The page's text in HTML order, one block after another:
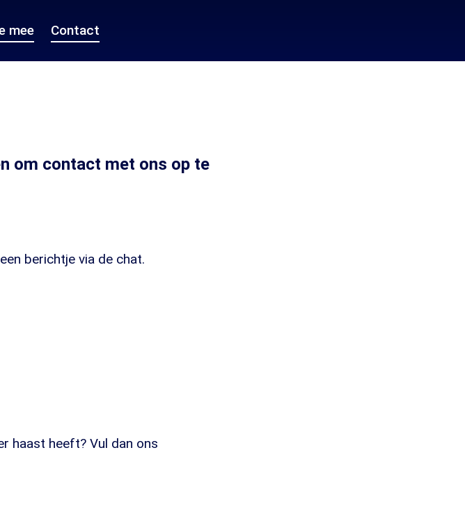
mee Contact
om contact met ons op te
berichtje via de chat.
haast heeft? Vul dan ons